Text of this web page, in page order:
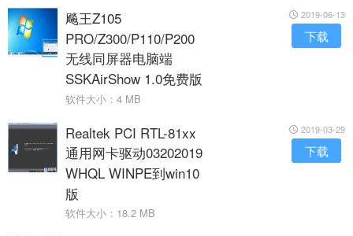
飚王Z105
PRO/Z300/P110/P200
无线同屏器电脑端
SSKAirShow 1.0免费版
软件大小：4 MB
2019-06-13
下载
Realtek PCI RTL-81xx
通用网卡驱动03202019
WHQL WINPE到win10
版
软件大小：18.2 MB
2019-03-29
下载